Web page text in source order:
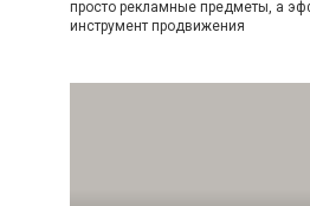
просто рекламные предметы, а
инструмент продвижения